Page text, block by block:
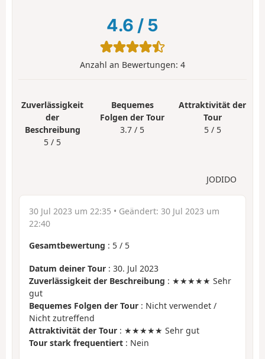
4.6 / 5
Anzahl an Bewertungen: 4
Zuverlässigkeit
der
Beschreibung
5 / 5
Bequemes
Folgen der Tour
3.7 / 5
Attraktivität der
Tour
5 / 5
JODIDO
30 Jul 2023 um 22:35 • Geändert: 30 Jul 2023 um
22:40
Gesamtbewertung : 5 / 5
Datum deiner Tour : 30. Jul 2023
Zuverlässigkeit der Beschreibung : ★★★★★ Sehr
gut
Bequemes Folgen der Tour : Nicht verwendet /
Nicht zutreffend
Attraktivität der Tour : ★★★★★ Sehr gut
Tour stark frequentiert : Nein